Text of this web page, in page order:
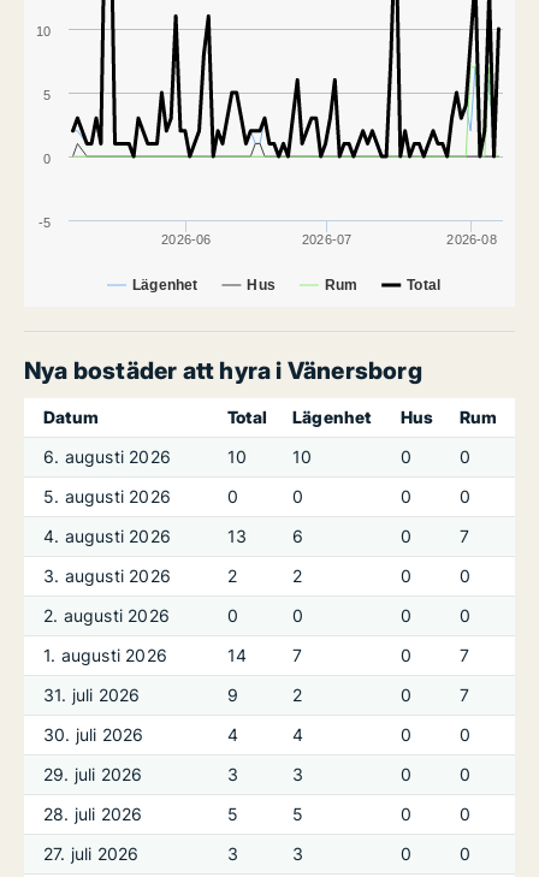
Lägenhet Hus Rum Total
2026-06 2026-07 2026-08
-5
0
5
10
Nya bostäder att hyra i Vänersborg
Datum Total Lägenhet Hus
Rum
6. augusti 2026
10 10 0
0
5. augusti 2026
0 0 0
0
4. augusti 2026
13 6 0
7
3. augusti 2026
2 2 0
0
2. augusti 2026
0 0 0
0
1. augusti 2026
14 7 0
7
31. juli 2026
9 2 0
7
30. juli 2026
4 4 0
0
29. juli 2026
3 3 0
0
28. juli 2026
5 5 0
0
27. juli 2026
3 3 0
0